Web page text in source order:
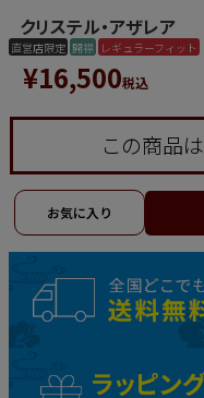
クリステル・アザレア
直営店限定 開襟 レギュラーフィット
¥16,500税込
この商品は